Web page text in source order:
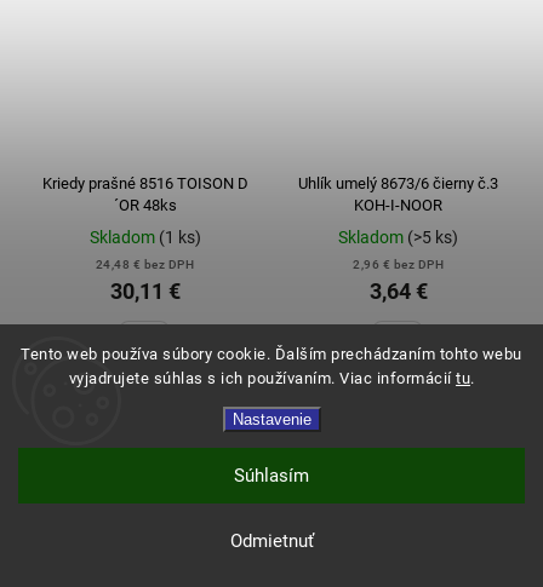
Tento web používa súbory cookie. Ďalším prechádzaním tohto webu
vyjadrujete súhlas s ich používaním. Viac informácií tu.
Nastavenie
Odmietnuť
Súhlasím
Kriedy prašné 8516 TOISON D
´OR 48ks
Skladom (1 ks)
24,48 € bez DPH
30,11 €
Do košíka
Uhlík umelý 8673/6 čierny č.3
KOH-I-NOOR
Skladom (>5 ks)
2,96 € bez DPH
3,64 €
Do košíka